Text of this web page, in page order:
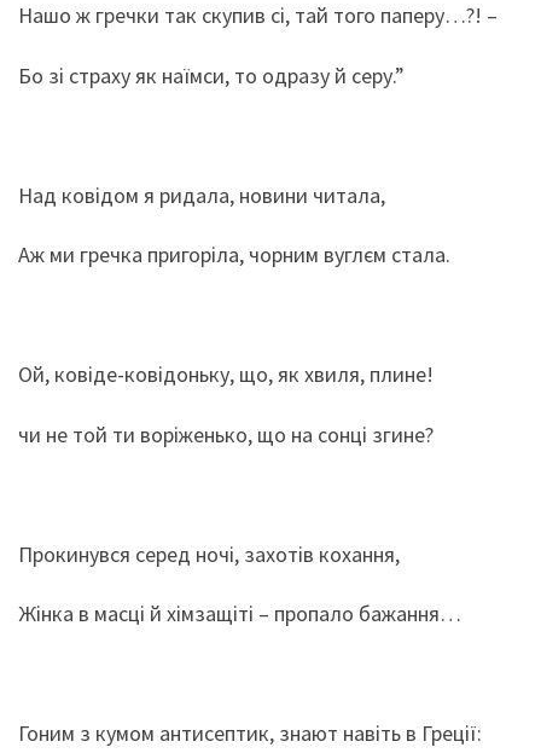
Нашо ж гречки так скупив сі, тай того паперу…?! –
Бо зі страху як наїмси, то одразу й серу.”
Над ковідом я ридала, новини читала,
Аж ми гречка пригоріла, чорним вуглєм стала.
Ой, ковіде-ковідоньку, що, як хвиля, плине!
чи не той ти воріженько, що на сонці згине?
Прокинувся серед ночі, захотів кохання,
Жінка в масці й хімзащіті – пропало бажання…
Гоним з кумом антисептик, знают навіть в Греції: